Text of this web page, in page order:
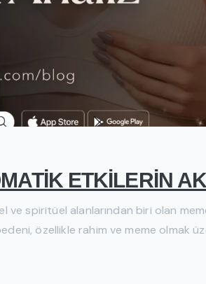
ETKİLERİN
ve spiritüel alanlarından biri olan
özellikle rahim ve meme olmak